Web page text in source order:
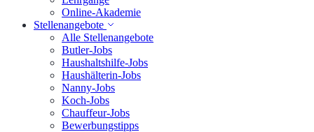
Online-Akademie
Stellenangebote
Alle Stellenangebote
Butler-Jobs
Haushaltshilfe-Jobs
Haushälterin-Jobs
Nanny-Jobs
Koch-Jobs
Chauffeur-Jobs
Bewerbungstipps